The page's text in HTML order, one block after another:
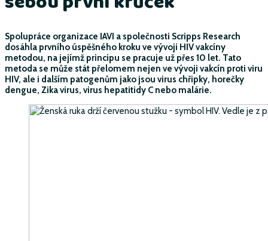
Spolupráce organizace IAVI a společnosti Scripps Research
dosáhla prvního úspěšného kroku ve vývoji HIV vakcíny
metodou, na jejímž principu se pracuje už přes 10 let. Tato
metoda se může stát přelomem nejen ve vývoji vakcín proti viru
HIV, ale i dalším patogenům jako jsou virus chřipky, horečky
dengue, Zika virus, virus hepatitidy C nebo malárie.